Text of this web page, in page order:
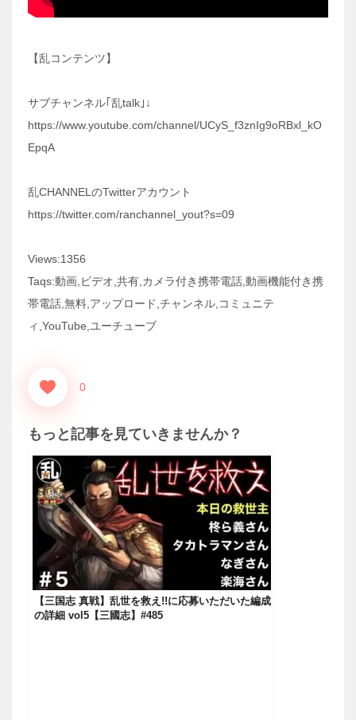
【乱コンテンツ】
サブチャンネル｢乱talk｣↓
https://www.youtube.com/channel/UCyS_f3znIg9oRBxl_kO
EpqA
乱CHANNELのTwitterアカウント
https://twitter.com/ranchannel_yout?s=09
Views:1356
Taqs:動画,ビデオ,共有,カメラ付き携帯電話,動画機能付き携
帯電話,無料,アップロード,チャンネル,コミュニテ
ィ,YouTube,ユーチューブ
0
もっと記事を見ていきませんか？
【三国志 真戦】乱世を救え!!に応募いただいた編成
の詳細 vol5【三國志】#485